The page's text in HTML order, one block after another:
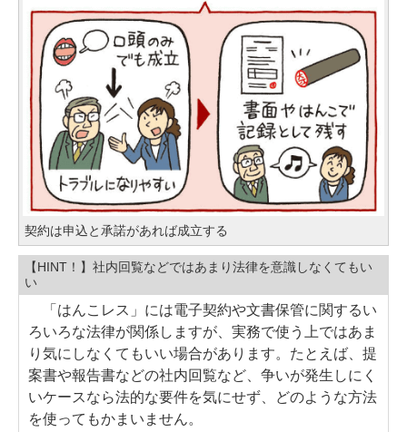
契約は申込と承諾があれば成立する
【HINT！】社内回覧などではあまり法律を意識しなくてもい
い
「はんこレス」には電子契約や文書保管に関するい
ろいろな法律が関係しますが、実務で使う上ではあま
り気にしなくてもいい場合があります。たとえば、提
案書や報告書などの社内回覧など、争いが発生しにく
いケースなら法的な要件を気にせず、どのような方法
を使ってもかまいません。